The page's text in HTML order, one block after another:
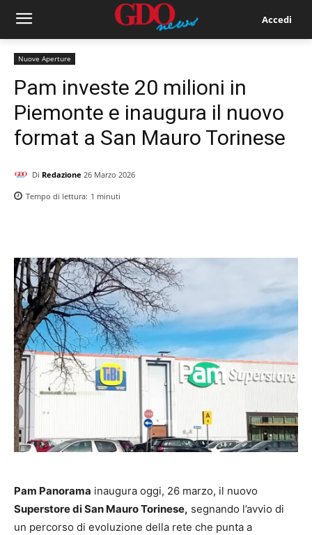
Accedi
Nuove Aperture
Pam investe 20 milioni in
Piemonte e inaugura il nuovo
format a San Mauro Torinese
Di Redazione 26 Marzo 2026
Tempo di lettura: 1 minuti
Pam Panorama inaugura oggi, 26 marzo, il nuovo
Superstore di San Mauro Torinese, segnando l’avvio di
un percorso di evoluzione della rete che punta a